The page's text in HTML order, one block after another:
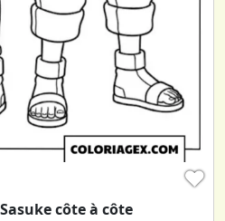
♥
côte à côte